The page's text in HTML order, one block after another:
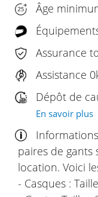
Âge
Assurance
Assistance
Dépôt de
En savoir plus
paires de
location. Voici
- Casques :